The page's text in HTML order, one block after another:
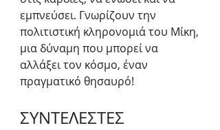
εμπνεύσει. Γνωρίζουν την
πολιτιστική κληρονομιά του Μίκη,
μια δύναμη που μπορεί να
αλλάξει τον κόσμο, έναν
πραγματικό θησαυρό!
ΣΥΝΤΕΛΕΣΤΕΣ